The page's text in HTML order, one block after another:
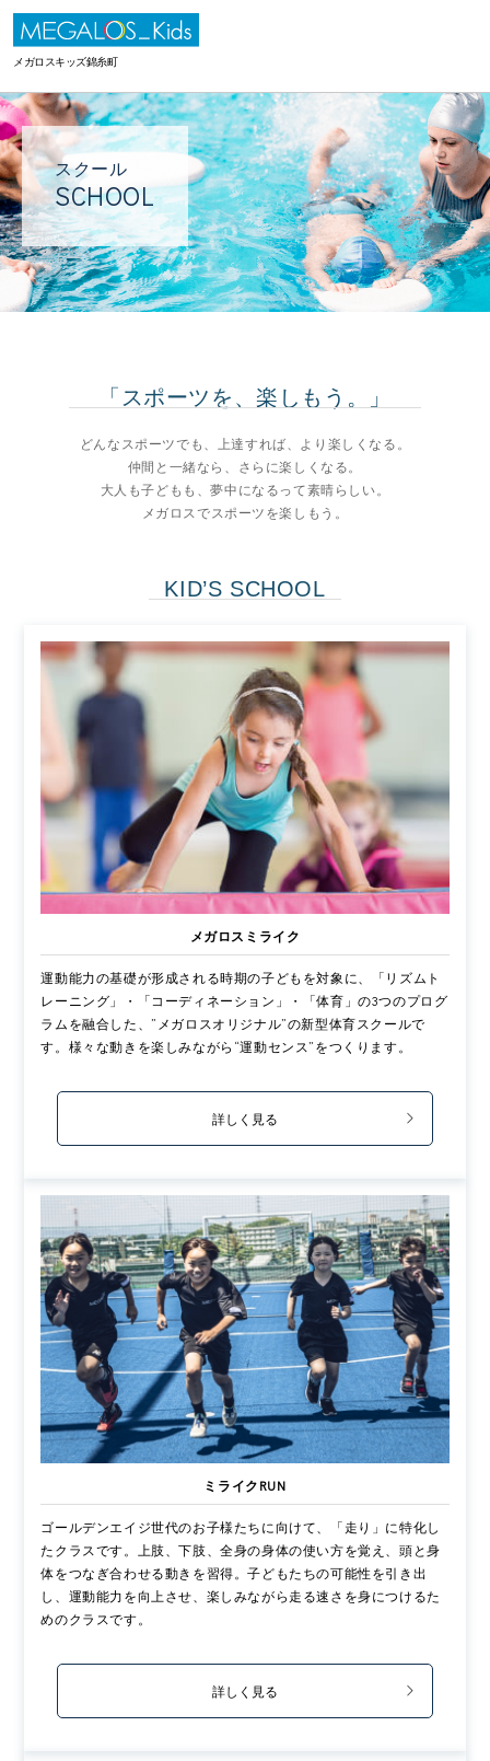
メガロスキッズ錦糸町
スクール
SCHOOL
「スポーツを、楽しもう。」
どんなスポーツでも、上達すれば、より楽しくなる。
仲間と一緒なら、さらに楽しくなる。
大人も子どもも、夢中になるって素晴らしい。
メガロスでスポーツを楽しもう。
KID’S SCHOOL
メガロスミライク
運動能力の基礎が形成される時期の子どもを対象に、「リズムト
レーニング」・「コーディネーション」・「体育」の3つのプログ
ラムを融合した、”メガロスオリジナル”の新型体育スクールで
す。様々な動きを楽しみながら“運動センス”をつくります。
詳しく見る
ミライクRUN
ゴールデンエイジ世代のお子様たちに向けて、「走り」に特化し
たクラスです。上肢、下肢、全身の身体の使い方を覚え、頭と身
体をつなぎ合わせる動きを習得。子どもたちの可能性を引き出
し、運動能力を向上させ、楽しみながら走る速さを身につけるた
めのクラスです。
詳しく見る